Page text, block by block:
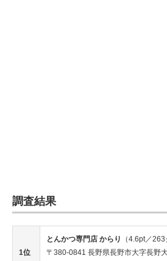
調査結果
1位
とんかつ専門店 からり
（4.6pt／263
〒380-0841 長野県長野市大字長野